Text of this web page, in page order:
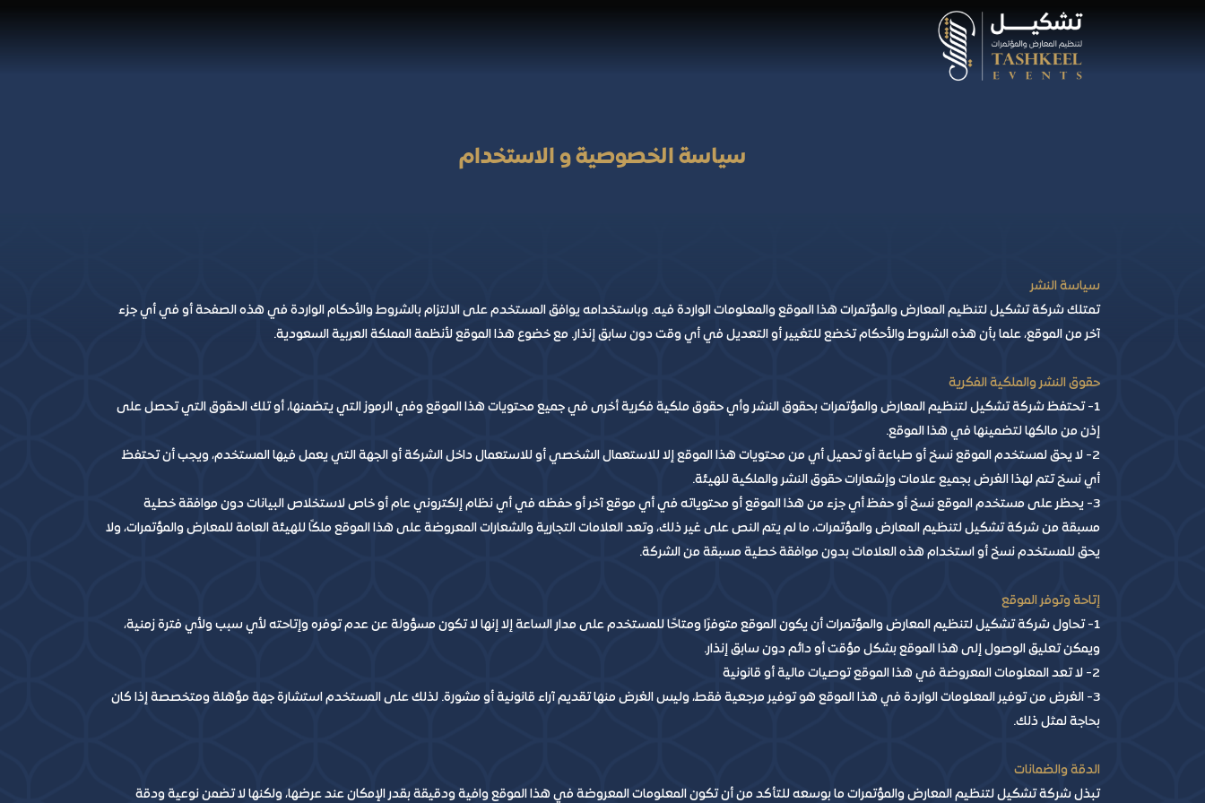
سياسة الخصوصية و الاستخدام
سياسة النشر
تمتلك شركة تشكيل لتنظيم المعارض والمؤتمرات هذا الموقع والمعلومات الواردة فيه. وباستخدامه يوافق المستخدم على الالتزام بالشروط والأحكام الواردة في هذه الصفحة أو في أي جزء
آخر من الموقع، علما بأن هذه الشروط والأحكام تخضع للتغيير أو التعديل في أي وقت دون سابق إنذار. مع خضوع هذا الموقع لأنظمة المملكة العربية السعودية.
حقوق النشر والملكية الفكرية
1- تحتفظ شركة تشكيل لتنظيم المعارض والمؤتمرات بحقوق النشر وأي حقوق ملكية فكرية أخرى في جميع محتويات هذا الموقع وفي الرموز التي يتضمنها، أو تلك الحقوق التي تحصل على
إذن من مالكها لتضمينها في هذا الموقع.
2- لا يحق لمستخدم الموقع نسخ أو طباعة أو تحميل أي من محتويات هذا الموقع إلا للاستعمال الشخصي أو للاستعمال داخل الشركة أو الجهة التي يعمل فيها المستخدم، ويجب أن تحتفظ
أي نسخ تتم لهذا الغرض بجميع علامات وإشعارات حقوق النشر والملكية للهيئة.
3- يحظر على مستخدم الموقع نسخ أو حفظ أي جزء من هذا الموقع أو محتوياته في أي موقع آخر أو حفظه في أي نظام إلكتروني عام أو خاص لاستخلاص البيانات دون موافقة خطية
مسبقة من شركة تشكيل لتنظيم المعارض والمؤتمرات، ما لم يتم النص على غير ذلك، وتعد العلامات التجارية والشعارات المعروضة على هذا الموقع ملكًا للهيئة العامة للمعارض والمؤتمرات، ولا
يحق للمستخدم نسخ أو استخدام هذه العلامات بدون موافقة خطية مسبقة من الشركة.
إتاحة وتوفر الموقع
1- تحاول شركة تشكيل لتنظيم المعارض والمؤتمرات أن يكون الموقع متوفرًا ومتاحًا للمستخدم على مدار الساعة إلا إنها لا تكون مسؤولة عن عدم توفره وإتاحته لأي سبب ولأي فترة زمنية،
ويمكن تعليق الوصول إلى هذا الموقع بشكل مؤقت أو دائم دون سابق إنذار.
2- لا تعد المعلومات المعروضة في هذا الموقع توصيات مالية أو قانونية
3- الغرض من توفير المعلومات الواردة في هذا الموقع هو توفير مرجعية فقط، وليس الغرض منها تقديم آراء قانونية أو مشورة. لذلك على المستخدم استشارة جهة مؤهلة ومتخصصة إذا كان
بحاجة لمثل ذلك.
الدقة والضمانات
تبذل شركة تشكيل لتنظيم المعارض والمؤتمرات ما بوسعه للتأكد من أن تكون المعلومات المعروضة في هذا الموقع وافية ودقيقة بقدر الإمكان عند عرضها، ولكنها لا تضمن نوعية ودقة